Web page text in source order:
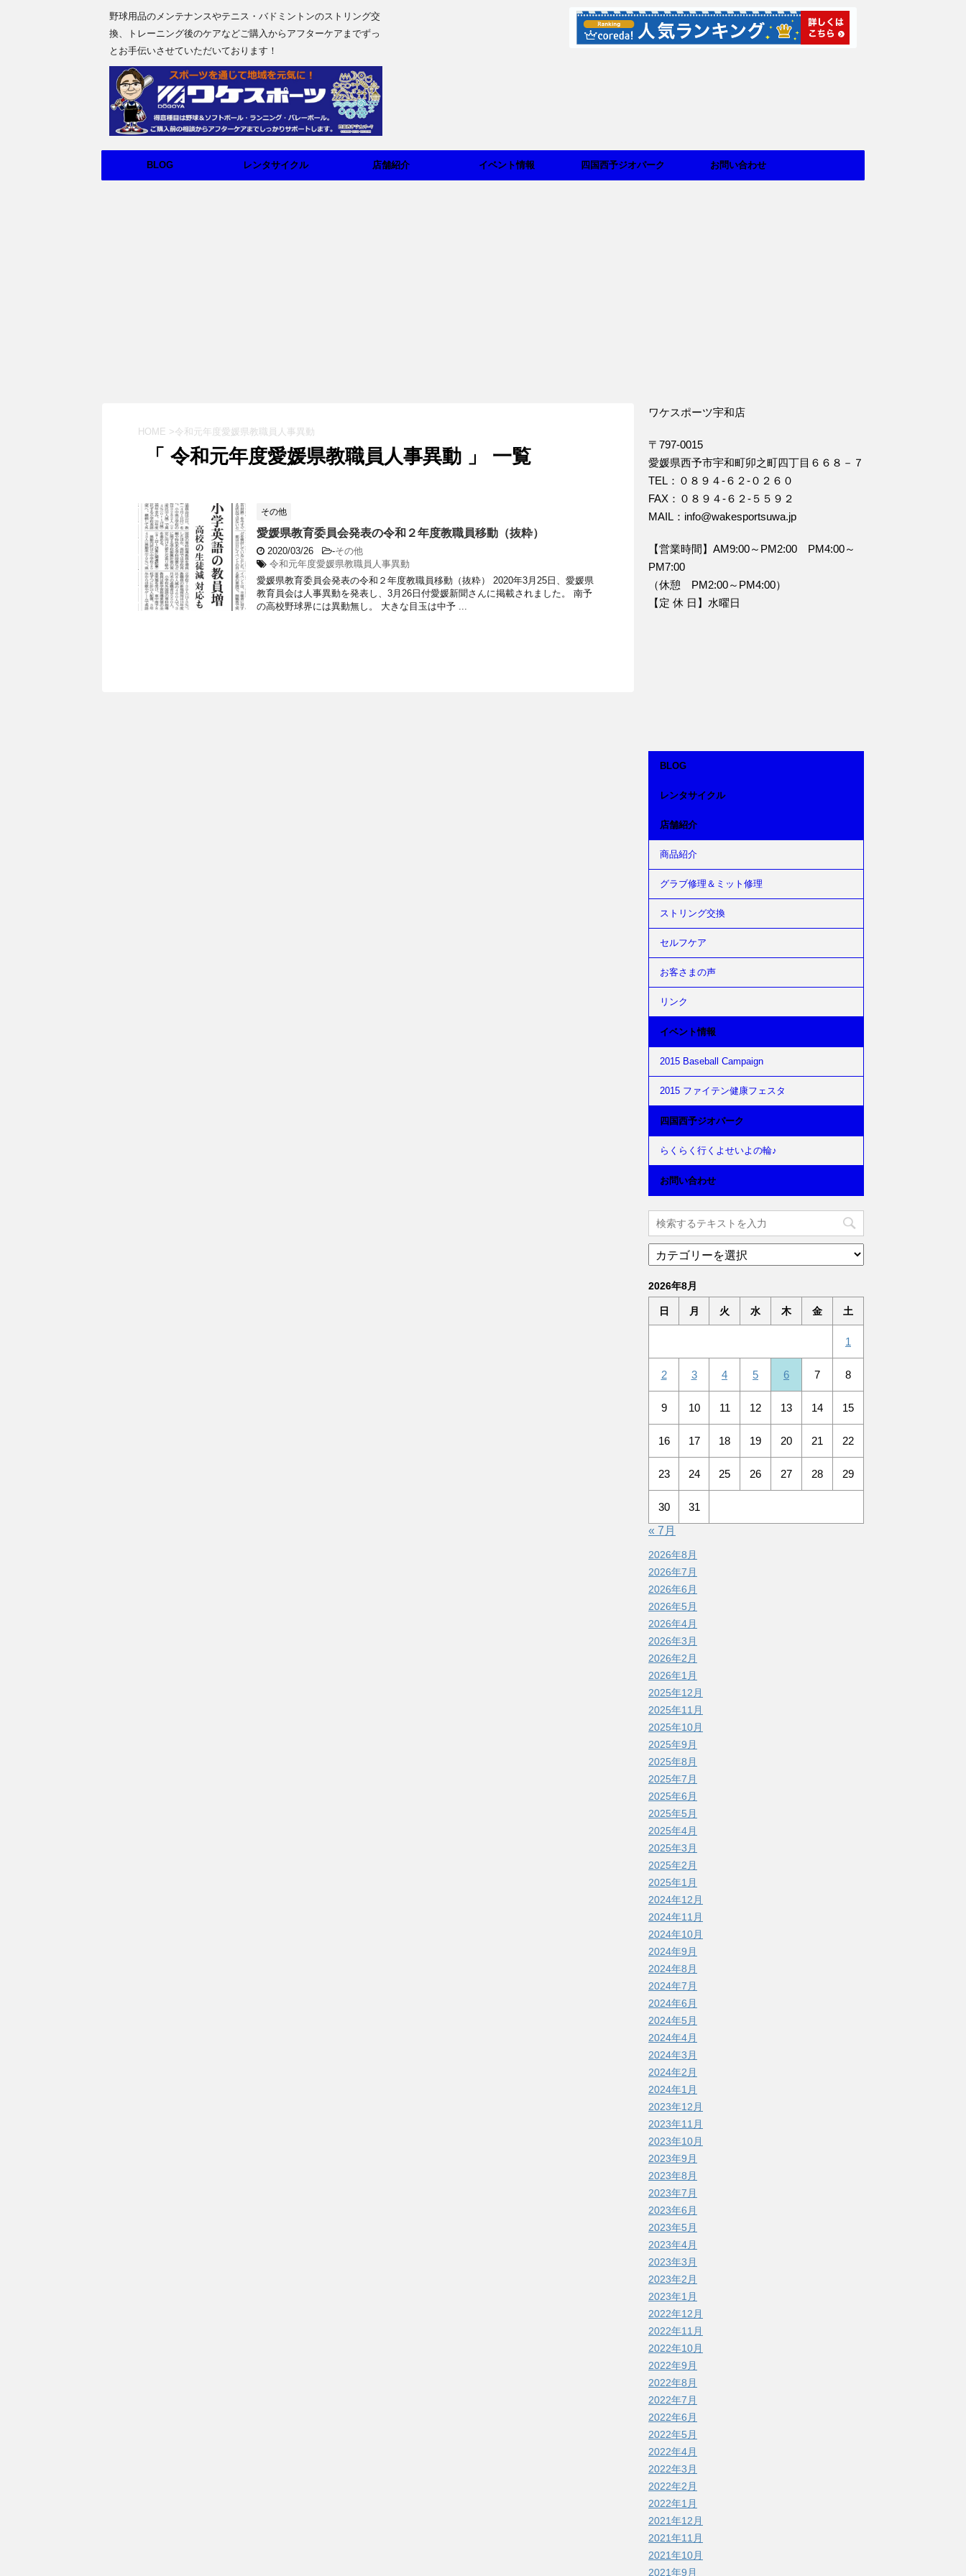
野球用品のメンテナンスやテニス・バドミントンのストリング交
換、トレーニング後のケアなどご購入からアフターケアまでずっ
とお手伝いさせていただいております！
BLOG レンタサイクル 店舗紹介 イベント情報 四国西予ジオパーク お問い合わせ
HOME >令和元年度愛媛県教職員人事異動
「 令和元年度愛媛県教職員人事異動 」 一覧
その他
愛媛県教育委員会発表の令和２年度教職員移動（抜粋）
2020/03/26 -その他
令和元年度愛媛県教職員人事異動
愛媛県教育委員会発表の令和２年度教職員移動（抜粋） 2020年3月25日、愛媛県
教育員会は人事異動を発表し、3月26日付愛媛新聞さんに掲載されました。 南予
の高校野球界には異動無し。 大きな目玉は中予 ...
ワケスポーツ宇和店
〒797-0015
愛媛県西予市宇和町卯之町四丁目６６８－７
TEL：０８９４‐６２‐０２６０
FAX：０８９４‐６２‐５５９２
MAIL：info@wakesportsuwa.jp
【営業時間】AM9:00～PM2:00 PM4:00～
PM7:00
（休憩 PM2:00～PM4:00）
【定 休 日】水曜日
BLOG
レンタサイクル
店舗紹介
商品紹介
グラブ修理＆ミット修理
ストリング交換
セルフケア
お客さまの声
リンク
イベント情報
2015 Baseball Campaign
2015 ファイテン健康フェスタ
四国西予ジオパーク
らくらく行くよせいよの輪♪
お問い合わせ
2026年8月
日 月 火 水 木 金 土
1
2 3 4 5 6 7 8
9 10 11 12 13 14 15
16 17 18 19 20 21 22
23 24 25 26 27 28 29
30
31
« 7月
2026年8月
2026年7月
2026年6月
2026年5月
2026年4月
2026年3月
2026年2月
2026年1月
2025年12月
2025年11月
2025年10月
2025年9月
2025年8月
2025年7月
2025年6月
2025年5月
2025年4月
2025年3月
2025年2月
2025年1月
2024年12月
2024年11月
2024年10月
2024年9月
2024年8月
2024年7月
2024年6月
2024年5月
2024年4月
2024年3月
2024年2月
2024年1月
2023年12月
2023年11月
2023年10月
2023年9月
2023年8月
2023年7月
2023年6月
2023年5月
2023年4月
2023年3月
2023年2月
2023年1月
2022年12月
2022年11月
2022年10月
2022年9月
2022年8月
2022年7月
2022年6月
2022年5月
2022年4月
2022年3月
2022年2月
2022年1月
2021年12月
2021年11月
2021年10月
2021年9月